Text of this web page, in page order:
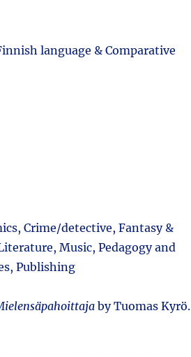
language & Comparative
Crime/detective, Fantasy &
Music, Pedagogy and
Publishing
by Tuomas Kyrö.